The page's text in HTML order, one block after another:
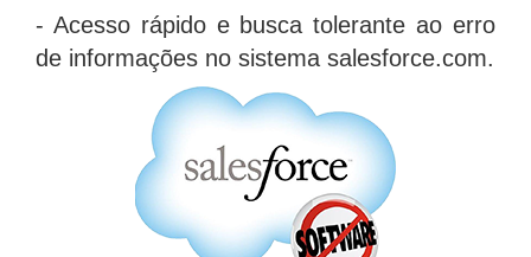
- Acesso rápido e busca tolerante ao erro
de informações no sistema salesforce.com.